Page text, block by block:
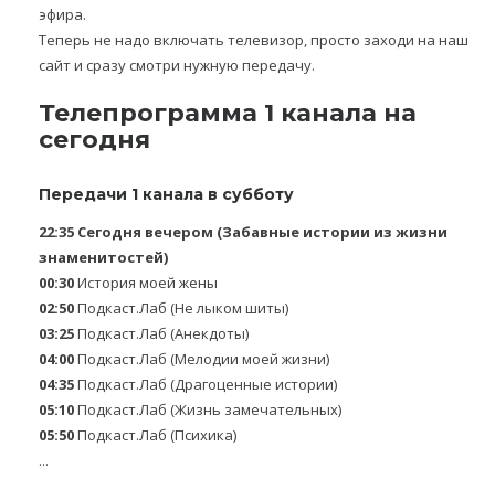
эфира.
Теперь не надо включать телевизор, просто заходи на наш
сайт и сразу смотри нужную передачу.
Телепрограмма 1 канала на
сегодня
Передачи 1 канала в субботу
22:35 Сегодня вечером (Забавные истории из жизни
знаменитостей)
00:30История моей жены
02:50Подкаст.Лаб (Не лыком шиты)
03:25Подкаст.Лаб (Анекдоты)
04:00Подкаст.Лаб (Мелодии моей жизни)
04:35Подкаст.Лаб (Драгоценные истории)
05:10Подкаст.Лаб (Жизнь замечательных)
05:50Подкаст.Лаб (Психика)
...